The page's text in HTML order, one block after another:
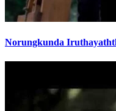
Norungkunda